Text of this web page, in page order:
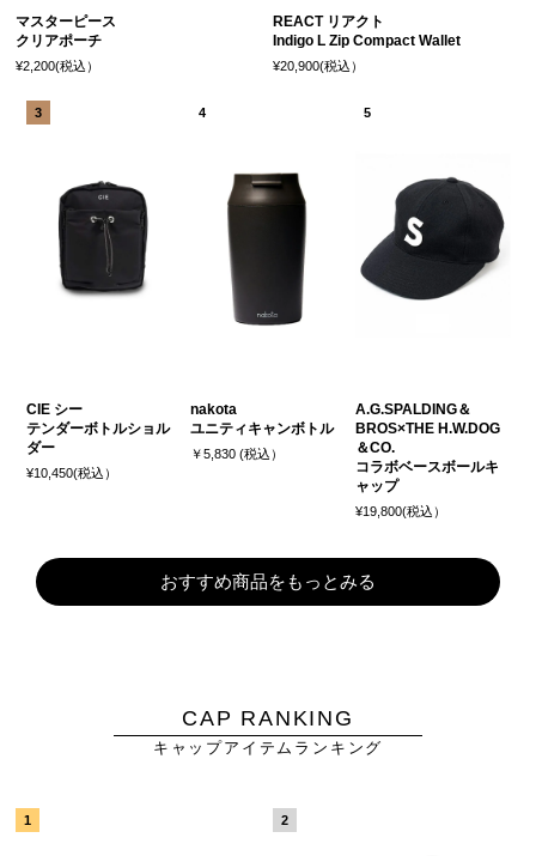
マスターピース
クリアポーチ
¥2,200(税込）
REACT リアクト
Indigo L Zip Compact Wallet
¥20,900(税込）
CIE シー
テンダーボトルショル
ダー
¥10,450(税込）
nakota
ユニティキャンボトル
￥5,830 (税込）
A.G.SPALDING＆
BROS×THE H.W.DOG
＆CO.
コラボベースボールキ
ャップ
¥19,800(税込）
おすすめ商品をもっとみる
CAP RANKING
キャップアイテムランキング